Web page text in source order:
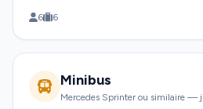
6 6
Minibus
Mercedes Sprinter ou similaire —